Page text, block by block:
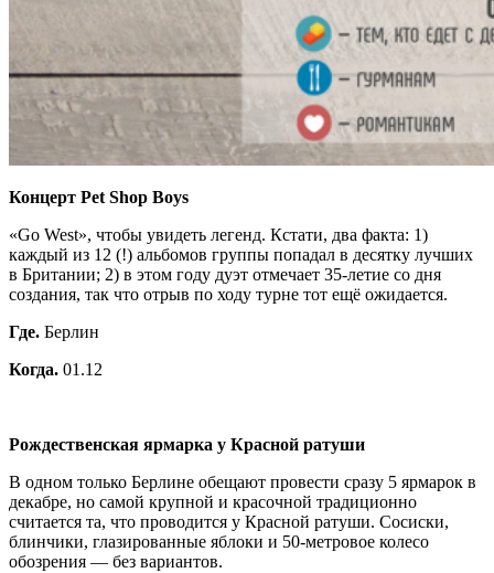
Концерт Pet Shop Boys
«Go West», чтобы увидеть легенд. Кстати, два факта: 1)
каждый из 12 (!) альбомов группы попадал в десятку лучших
в Британии; 2) в этом году дуэт отмечает 35-летие со дня
создания, так что отрыв по ходу турне тот ещё ожидается.
Где. Берлин
Когда. 01.12
Рождественская ярмарка у Красной ратуши
В одном только Берлине обещают провести сразу 5 ярмарок в
декабре, но самой крупной и красочной традиционно
считается та, что проводится у Красной ратуши. Сосиски,
блинчики, глазированные яблоки и 50-метровое колесо
обозрения — без вариантов.